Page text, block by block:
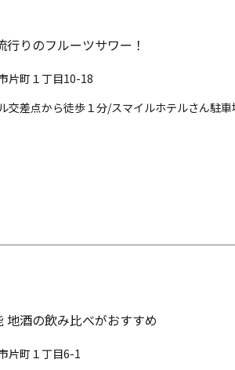
りのフルーツサワー！
片町１丁目10-18
交差点から徒歩１分/スマイルホテルさん駐
酒の飲み比べがおすすめ
片町１丁目6-1